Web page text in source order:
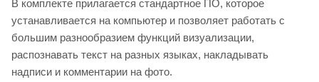
В комплекте прилагается стандартное ПО, которое
устанавливается на компьютер и позволяет работать с
большим разнообразием функций визуализации,
распознавать текст на разных языках, накладывать
надписи и комментарии на фото.